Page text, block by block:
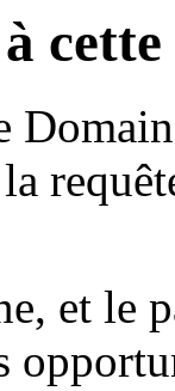
et le